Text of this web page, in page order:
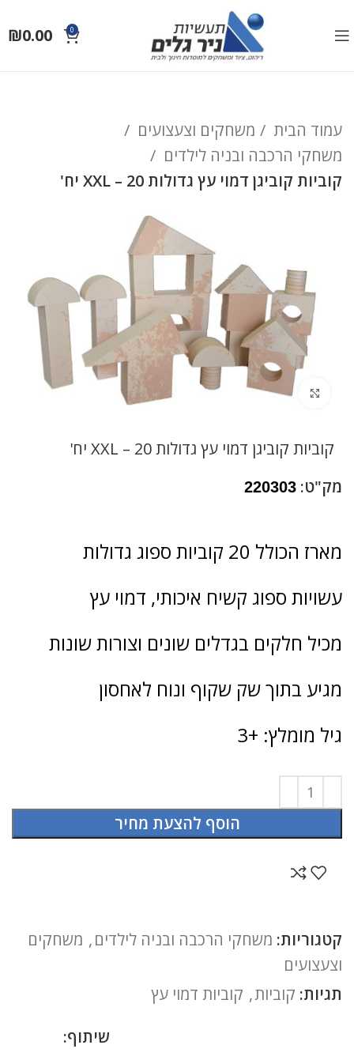
0
₪0.00
עמוד הבית
משחקים וצעצועים
משחקי הרכבה ובניה לילדים
קוביות קוביגן דמוי עץ גדולות 20 – XXL יח'
לחץ להגדלה
קוביות קוביגן דמוי עץ גדולות 20 – XXL יח'
מק"ט: 220303
מארז הכולל 20 קוביות ספוג גדולות
עשויות ספוג קשיח איכותי, דמוי עץ
מכיל חלקים בגדלים שונים וצורות שונות
מגיע בתוך שק שקוף ונוח לאחסון
גיל מומלץ: +3
הוסף להצעת מחיר
קטגוריות: משחקי הרכבה ובניה לילדים, משחקים
וצעצועים
תגיות: קוביות, קוביות דמוי עץ
שיתוף: